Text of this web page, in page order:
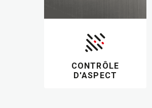
CONTRÔLE
D'ASPECT